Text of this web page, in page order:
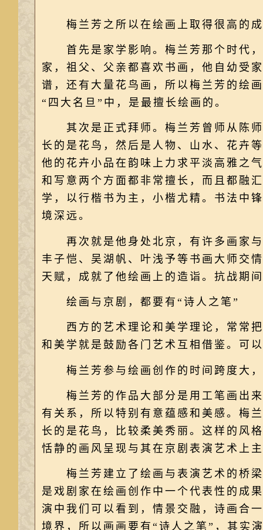
梅兰芳之所以在绘画上取得很高的成
首先是家学影响。梅兰芳那个时代，
家，祖父、父亲都喜欢书画，他自幼受
谱，还有大量花鸟画，所以梅兰芳的绘
“四大名旦”中，是最擅长绘画的。
其次是正式拜师。梅兰芳曾师从陈师
长的是花鸟，然后是人物、山水、花卉
他的花卉小品在韵味上力求平淡高雅之
和写意两个方面都非常擅长，而且都融
学，以行楷书为主，小楷尤精。书法中
境深远。
再次就是他身处北京，有许多画家与
丰子恺、吴湖帆、叶浅予等书画大师交
天赋，成就了他绘画上的造诣。抗战期
绘画与京剧，都要有“诗人之笔”
西方的艺术理论和美学理论，常常把
和美学就是鼓励各门艺术互相借鉴。可
梅兰芳参与绘画创作的时间跨度大，
梅兰芳的作品大部分是用工笔画出来
有关系，所以特别有意蕴感和美感。梅
长的是花鸟，比较柔美秀丽。这样的风
恬静的画风呈现与其在京剧表演艺术上
梅兰芳建立了绘画与表演艺术的桥梁
是戏剧家在绘画创作中一个代表性的成
演中我们可以看到，情景交融，诗画合
境界，所以画画要有“诗人之笔”，其实